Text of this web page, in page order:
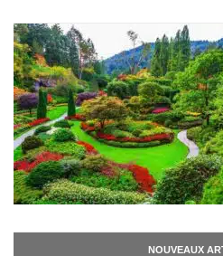
NOUVEAUX